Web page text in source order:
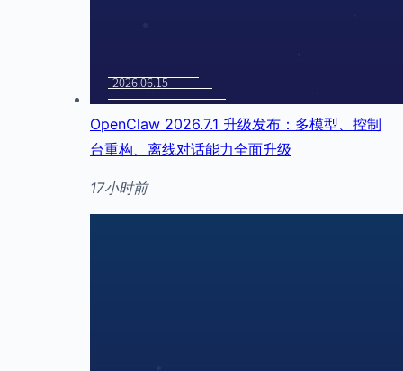
OpenClaw 2026.7.1 升级发布：多模型、控制
台重构、离线对话能力全面升级
17小时前